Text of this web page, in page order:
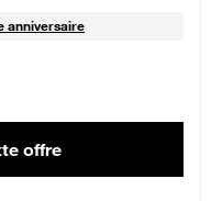
anniversaire
offre